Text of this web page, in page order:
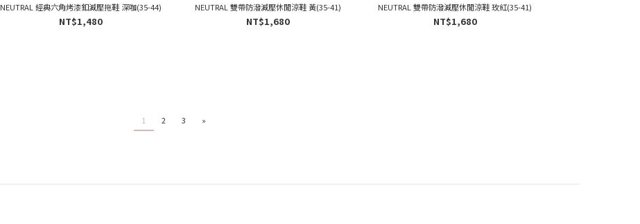
NEUTRAL 經典六角烤漆釦減壓拖鞋 深咖(35-44)
NT$1,480
NEUTRAL 雙帶防潑減壓休閒涼鞋 黃(35-41)
NT$1,680
NEUTRAL 雙帶防潑減壓休閒涼鞋 玫紅(35-41)
NT$1,680
1 2 3 »